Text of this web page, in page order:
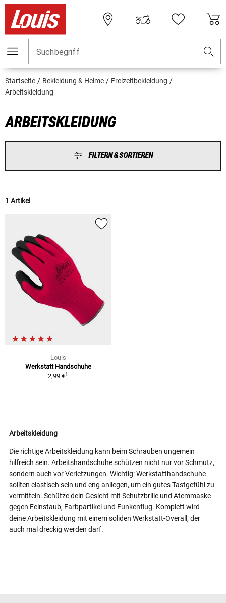
Suchbegriff
Startseite Bekleidung & Helme
Freizeitbekleidung
Arbeitskleidung
ARBEITSKLEIDUNG
FILTERN & SORTIEREN
1 Artikel
Louis
Werkstatt Handschuhe
2,99 €1
Arbeitskleidung
Die richtige Arbeitskleidung kann beim Schrauben ungemein
hilfreich sein. Arbeitshandschuhe schützen nicht nur vor Schmutz,
sondern auch vor Verletzungen. Wichtig: Werkstatthandschuhe
sollten elastisch sein und eng anliegen, um ein gutes Tastgefühl zu
vermitteln. Schütze dein Gesicht mit Schutzbrille und Atemmaske
gegen Feinstaub, Farbpartikel und Funkenflug. Komplett wird
deine Arbeitskleidung mit einem soliden Werkstatt-Overall, der
auch mal dreckig werden darf.